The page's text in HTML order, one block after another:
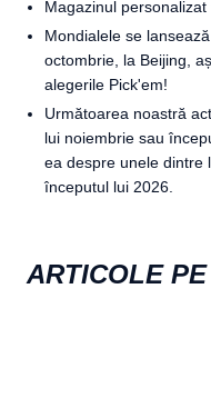
Magazinul
Mondialele se
octombrie, la Beijing,
alegerile Pick'em!
Următoarea noastră
lui noiembrie sau
ea despre unele dintre
începutul lui 2026.
ARTICOLE